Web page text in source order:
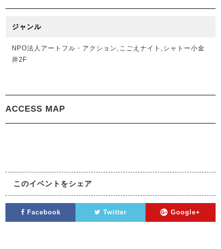
ジャンル
NPO法人アートフル・アクション,こごえナイト,シャトー小金
井2F
ACCESS MAP
このイベントをシェア
Facebook Twitter Google+